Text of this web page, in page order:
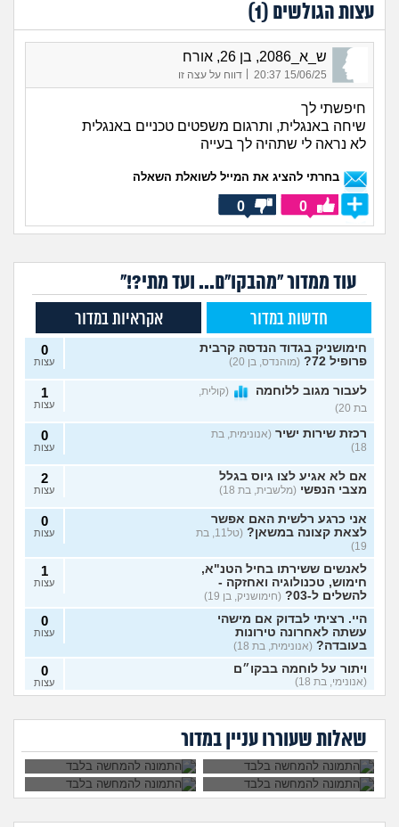
עצות הגולשים (1
)
ש_א_2086, בן 26, אורח
15/06/25 20:37 דווח על עצה זו
חיפשתי לך
שיחה באנגלית, ותרגום משפטים טכניים באנגלית
לא נראה לי שתהיה לך בעייה
בחרתי להציג את המייל לשואלת השאלה
0
0
עוד ממדור "מהבקו"ם... ועד מתי?!"
חדשות במדור אקראיות במדור
חימושניק בגדוד הנדסה קרבית
פרופיל 72?
(מוהנדס, בן 20)
0
עצות
לעבור מגוב ללוחמה
(קולית,
בת 20)
1
עצות
רכזת שירות ישיר (אנונימית, בת
18)
0
עצות
אם לא אגיע לצו גיוס בגלל
מצבי הנפשי (מלשבית, בת 18)
2
עצות
אני כרגע רלשית האם אפשר
לצאת קצונה במשאן?
(טל11, בת
19)
0
עצות
לאנשים ששירתו בחיל הטנ"א,
חימוש, טכנולוגיה ואחזקה -
להשלים ל-03?
(חימושניק, בן 19)
1
עצות
היי. רציתי לבדוק אם מישהי
עשתה לאחרונה טירונות
בעובדה? (אנונימית, בת 18)
0
עצות
ויתור על לוחמה בבקו״ם
(אנונימי, בת 18)
0
עצות
לצאת מהצבא על נפשי (יוני, בן
19)
5
מיוני אשכול התעופה (ככככ, בן
0
שאלות שעוררו עניין במדור
אני רוצה להתגייס
ימנעו לצאת איתי?
השתחררתי מהצבא
ומתחרטת, אפשר
לחזור לשרת?
לא מעוניינת לקבל את
החיסונים בבקום, אני
יכולה לוותר?
איך להתמודד עם
צבא?